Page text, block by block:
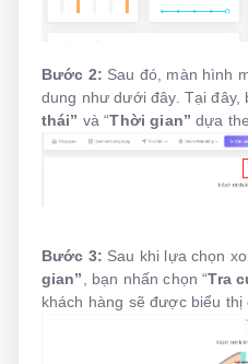
Bước 2: Sau đó, màn hình
dung như dưới đây. Tại đây,
thái” và “Thời gian”dựa
Bước 3: Sau khi lựa chọn
gian”, bạn nhấn chọn “Tra
khách hàng sẽ được biểu